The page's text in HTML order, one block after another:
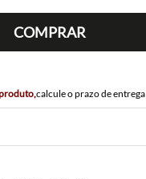
COMPRAR
calcule o prazo de entrega